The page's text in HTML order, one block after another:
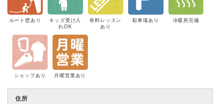
ルート壁あり
キッズ受け入
れOK
有料レッスン
あり
駐車場あり 冷暖房完備
ショップあり 月曜営業あり
住所